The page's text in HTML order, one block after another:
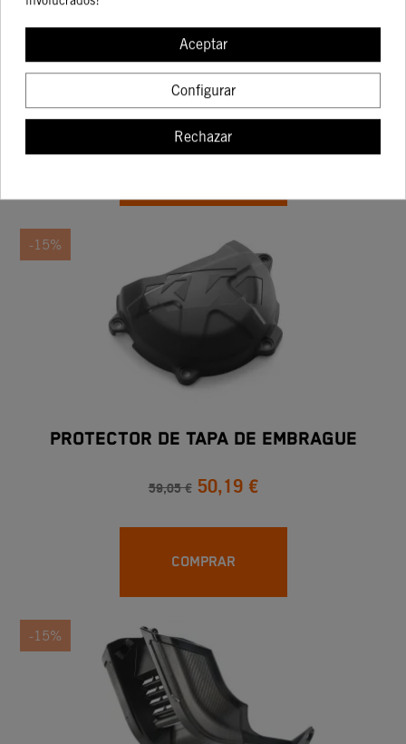
PROTECCIÓN DE CILINDRO RECEPTOR DEL
EMBRAGUE
59,05 € 50,19 €
-15%
PROTECTOR DE TAPA DE EMBRAGUE
59,05 € 50,19 €
COMPRAR
-15%
Aceptar
Configurar
Rechazar